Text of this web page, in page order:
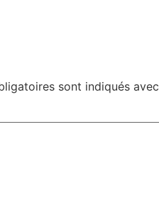
sont indiqués avec